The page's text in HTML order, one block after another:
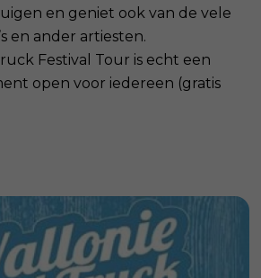
en geniet ook van de vele
en ander artiesten.
Festival Tour is echt een
open voor iedereen (gratis